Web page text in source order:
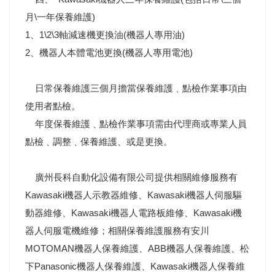
月\一年保養維護)
1、1\2\3軸減速機更換油(機器人專用油)
2、機器人本體電池更換(機器人專用電池)
日常保養維護三個月擔當保養維護﹑點檢作業事項由
使用者點檢。
年度保養維護﹑點檢作業事項需由代理商或專業人員
點檢﹑調整﹑保養維護、或是更換。
廣州長科自動化設備有限公司提供相關維修服務有
Kawasaki機器人示教器維修、Kawasaki機器人伺服驅
動器維修、Kawasaki機器人電路板維修、Kawasaki機
器人伺服電機維修；相關保養維護服務有安川
MOTOMAN機器人保養維護、ABB機器人保養維護、松
下Panasonic機器人保養維護、Kawasaki機器人保養維